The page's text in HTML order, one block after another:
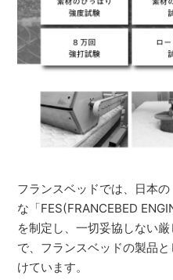
フランスベッドでは、日本
な「FES(FRANCEBED
を制定し、一切妥協しない
で、フランスベッドの製品
けています。